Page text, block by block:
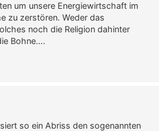
um unsere Energiewirtschaft im
zu zerstören. Weder das
noch die Religion dahinter
Bohne….
so ein Abriss den sogenannten